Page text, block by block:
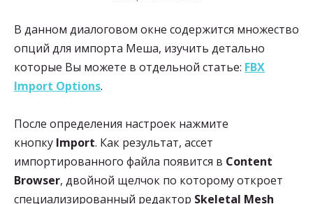
В данном диалоговом окне содержится множество
опций для импорта Меша, изучить детально
которые Вы можете в отдельной статье: FBX
Import Options.
После определения настроек нажмите
кнопку Import. Как результат, ассет
импортированного файла появится в Content
Browser, двойной щелчок по которому откроет
специализированный редактор Skeletal Mesh